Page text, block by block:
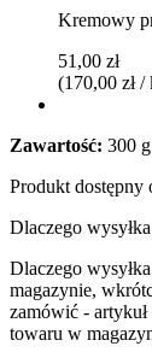
Kremowy
51,00 zł
(170,00 zł /
Zawartość: 300 g
Produkt dostępny
Dlaczego
Dlaczego
magazynie,
zamówić -
towaru w